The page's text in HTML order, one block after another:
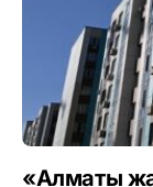
«Алматы